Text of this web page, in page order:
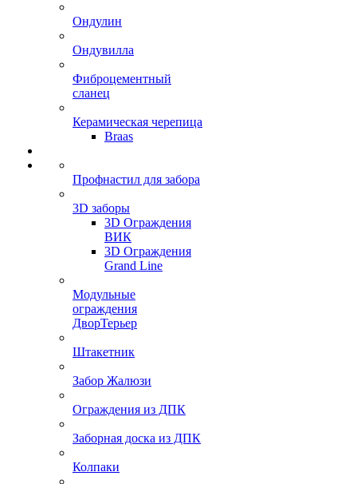
Ондулин
Ондувилла
Фиброцементный
сланец
Керамическая черепица
Braas
Профнастил для забора
3D заборы
3D Ограждения
ВИК
3D Ограждения
Grand Line
Модульные
ограждения
ДворТерьер
Штакетник
Забор Жалюзи
Ограждения из ДПК
Заборная доска из ДПК
Колпаки